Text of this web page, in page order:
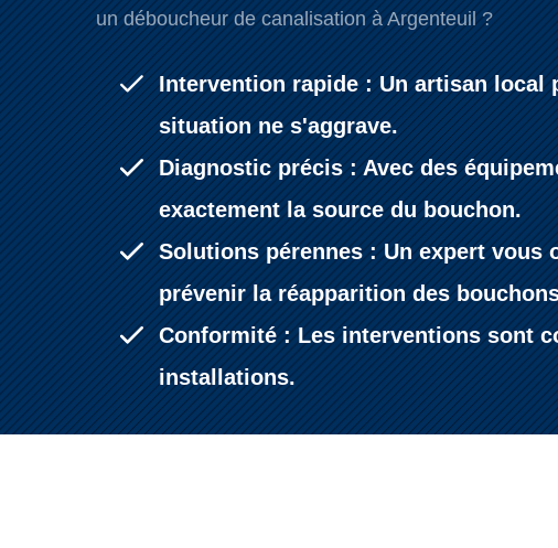
un déboucheur de canalisation à Argenteuil ?
Intervention rapide : Un artisan local
situation ne s'aggrave.
Diagnostic précis : Avec des
exactement la source du bouchon.
Solutions pérennes : Un expert
prévenir la réapparition des
Conformité : Les interventions sont
installations.